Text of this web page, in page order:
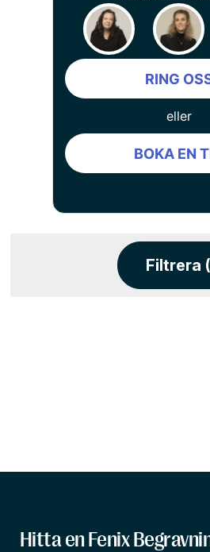
RING
eller
BOKA EN
Filtrera
Hitta en Fenix